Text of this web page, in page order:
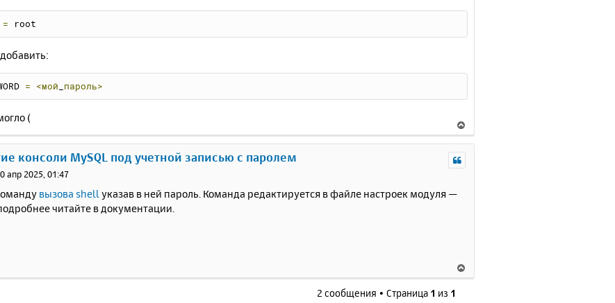
= root
= <мой пароль>
(
е
ч
консоли MySQL под учетной записью с паролем
апр 2025, 01:47
вызова shellуказав в ней пароль. Команда редактируется в файле настроек модуля —
читайте в документации.
е
2 сообщения • Страница 1 из 1